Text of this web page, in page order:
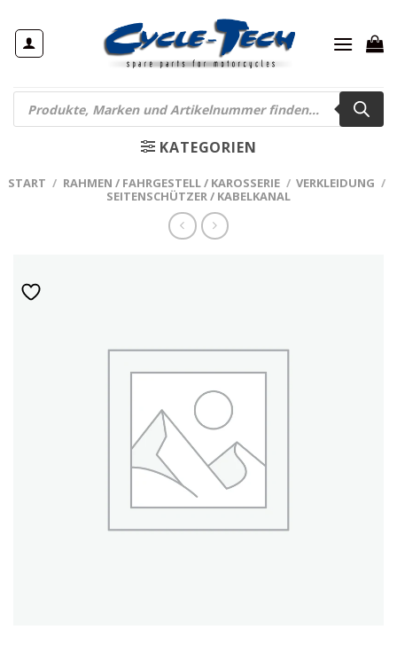
Inhalt
springen
Products
search
KATEGORIEN
START / RAHMEN / FAHRGESTELL / KAROSSERIE / VERKLEIDUNG /
SEITENSCHÜTZER / KABELKANAL